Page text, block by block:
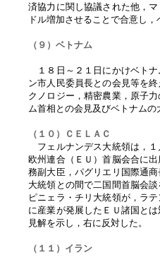
済協力に関し協議された他，
ドル増加させることで合意し
（９）ベトナム
１８日～２１日にかけベトナ
ン市人民委員長との会見等を
クノロジー，精密農業，原子
ム首相との会見及びベトナム
（１０）ＣＥＬＡＣ
フェルナンデス大統領は，１
欧州連合（ＥＵ）首脳会合に
務副大臣，パグリエリ国際通
大統領との間で二国間首脳会
ピニェラ・チリ大統領が，ラ
に産業が発展したＥＵ諸国と
見解を示し，右に反対した。
（１１）イラン